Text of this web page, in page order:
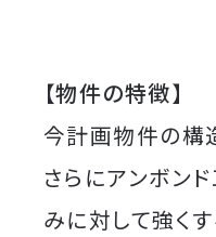
【物件の特徴】
今計画物件の構
さらにアンボン
みに対して強く